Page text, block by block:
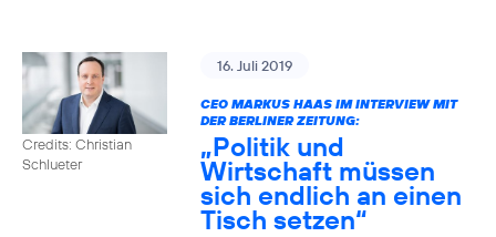
Credits: Christian
Schlueter
16. Juli 2019
CEO MARKUS HAAS IM INTERVIEW MIT
DER BERLINER ZEITUNG:
„Politik und
Wirtschaft müssen
sich endlich an einen
Tisch setzen“